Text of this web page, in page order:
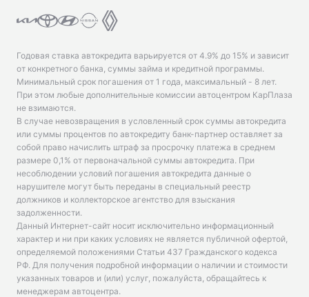
Годовая ставка автокредита варьируется от 4.9% до 15% и зависит
от конкретного банка, суммы займа и кредитной программы.
Минимальный срок погашения от 1 года, максимальный - 8 лет.
При этом любые дополнительные комиссии автоцентром КарПлаза
не взимаются.
В случае невозвращения в условленный срок суммы автокредита
или суммы процентов по автокредиту банк-партнер оставляет за
собой право начислить штраф за просрочку платежа в среднем
размере 0,1% от первоначальной суммы автокредита. При
несоблюдении условий погашения автокредита данные о
нарушителе могут быть переданы в специальный реестр
должников и коллекторское агентство для взыскания
задолженности.
Данный Интернет-сайт носит исключительно информационный
характер и ни при каких условиях не является публичной офертой,
определяемой положениями Статьи 437 Гражданского кодекса
РФ. Для получения подробной информации о наличии и стоимости
указанных товаров и (или) услуг, пожалуйста, обращайтесь к
менеджерам автоцентра.